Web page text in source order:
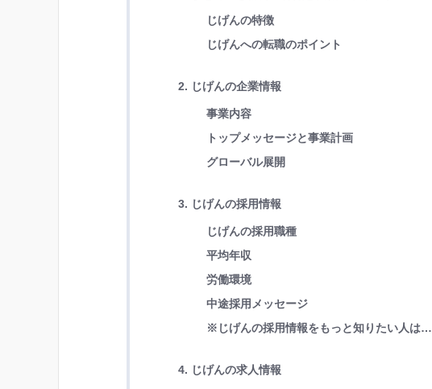
じげんの特徴
じげんへの転職のポイント
2. じげんの企業情報
事業内容
トップメッセージと事業計画
グローバル展開
3. じげんの採用情報
じげんの採用職種
平均年収
労働環境
中途採用メッセージ
※じげんの採用情報をもっと知りたい人は…
4. じげんの求人情報